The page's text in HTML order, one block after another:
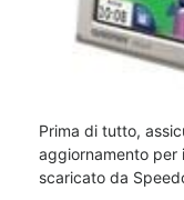
Prima di tutto,
aggiornamento per
scaricato da